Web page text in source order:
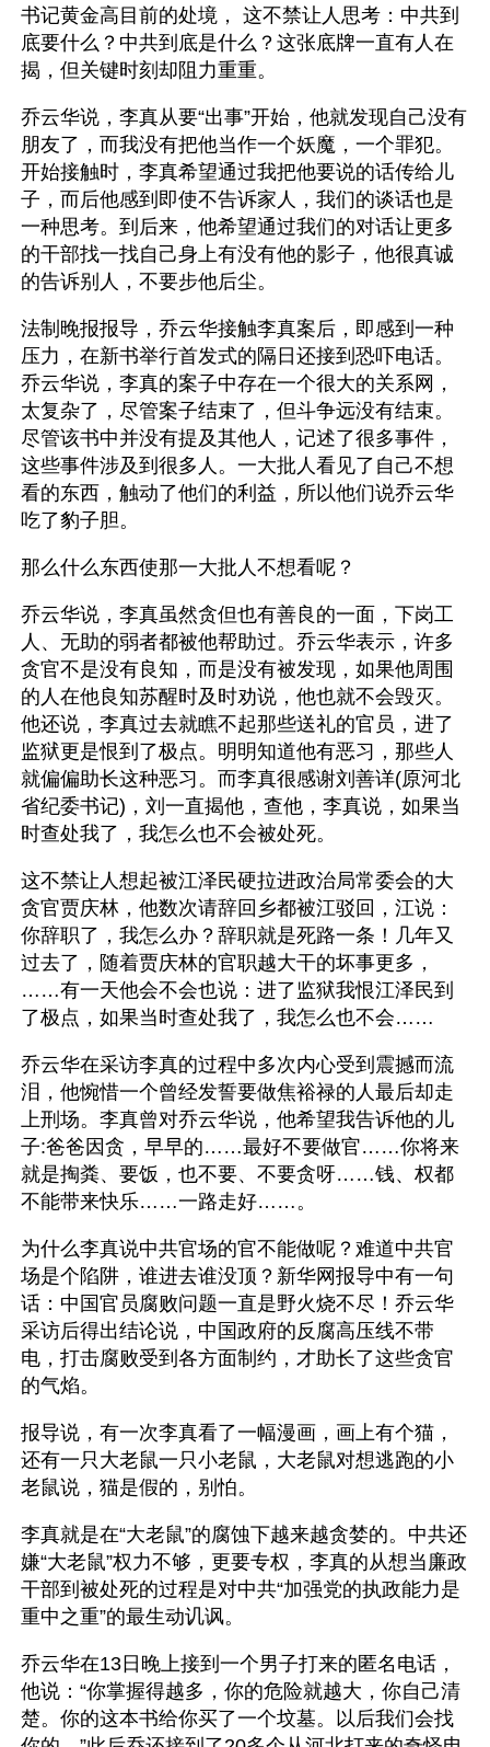
书记黄金高目前的处境， 这不禁让人思考：中共到
底要什么？中共到底是什么？这张底牌一直有人在
揭，但关键时刻却阻力重重。
乔云华说，李真从要“出事”开始，他就发现自己没有
朋友了，而我没有把他当作一个妖魔，一个罪犯。
开始接触时，李真希望通过我把他要说的话传给儿
子，而后他感到即使不告诉家人，我们的谈话也是
一种思考。到后来，他希望通过我们的对话让更多
的干部找一找自己身上有没有他的影子，他很真诚
的告诉别人，不要步他后尘。
法制晚报报导，乔云华接触李真案后，即感到一种
压力，在新书举行首发式的隔日还接到恐吓电话。
乔云华说，李真的案子中存在一个很大的关系网，
太复杂了，尽管案子结束了，但斗争远没有结束。
尽管该书中并没有提及其他人，记述了很多事件，
这些事件涉及到很多人。一大批人看见了自己不想
看的东西，触动了他们的利益，所以他们说乔云华
吃了豹子胆。
那么什么东西使那一大批人不想看呢？
乔云华说，李真虽然贪但也有善良的一面，下岗工
人、无助的弱者都被他帮助过。乔云华表示，许多
贪官不是没有良知，而是没有被发现，如果他周围
的人在他良知苏醒时及时劝说，他也就不会毁灭。
他还说，李真过去就瞧不起那些送礼的官员，进了
监狱更是恨到了极点。明明知道他有恶习，那些人
就偏偏助长这种恶习。而李真很感谢刘善详(原河北
省纪委书记)，刘一直揭他，查他，李真说，如果当
时查处我了，我怎么也不会被处死。
这不禁让人想起被江泽民硬拉进政治局常委会的大
贪官贾庆林，他数次请辞回乡都被江驳回，江说：
你辞职了，我怎么办？辞职就是死路一条！几年又
过去了，随着贾庆林的官职越大干的坏事更多，
……有一天他会不会也说：进了监狱我恨江泽民到
了极点，如果当时查处我了，我怎么也不会……
乔云华在采访李真的过程中多次内心受到震撼而流
泪，他惋惜一个曾经发誓要做焦裕禄的人最后却走
上刑场。李真曾对乔云华说，他希望我告诉他的儿
子:爸爸因贪，早早的……最好不要做官……你将来
就是掏粪、要饭，也不要、不要贪呀……钱、权都
不能带来快乐……一路走好……。
为什么李真说中共官场的官不能做呢？难道中共官
场是个陷阱，谁进去谁没顶？新华网报导中有一句
话：中国官员腐败问题一直是野火烧不尽！乔云华
采访后得出结论说，中国政府的反腐高压线不带
电，打击腐败受到各方面制约，才助长了这些贪官
的气焰。
报导说，有一次李真看了一幅漫画，画上有个猫，
还有一只大老鼠一只小老鼠，大老鼠对想逃跑的小
老鼠说，猫是假的，别怕。
李真就是在“大老鼠”的腐蚀下越来越贪婪的。中共还
嫌“大老鼠”权力不够，更要专权，李真的从想当廉政
干部到被处死的过程是对中共“加强党的执政能力是
重中之重”的最生动讥讽。
乔云华在13日晚上接到一个男子打来的匿名电话，
他说：“你掌握得越多，你的危险就越大，你自己清
楚。你的这本书给你买了一个坟墓。以后我们会找